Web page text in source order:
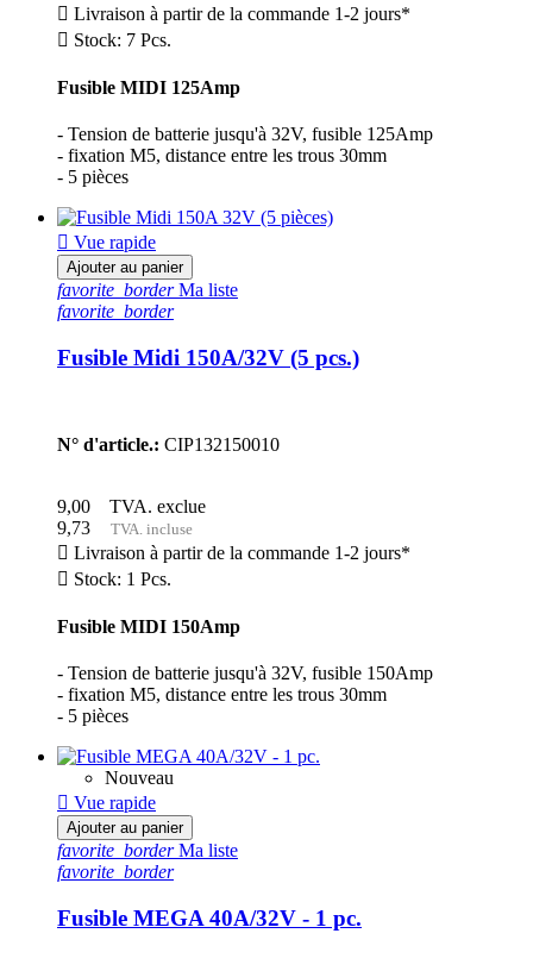
 Livraison à partir de la commande 1-2 jours*
 Stock: 7 Pcs.
Fusible MIDI 125Amp
- Tension de batterie jusqu'à 32V, fusible 125Amp
- fixation M5, distance entre les trous 30mm
- 5 pièces
 Vue rapide
Ajouter au panier
favorite_borderMa liste
favorite_border
Fusible Midi 150A/32V (5 pcs.)
N° d'article.: CIP132150010
9,00
TVA. exclue
9,73
TVA. incluse
 Livraison à partir de la commande 1-2 jours*
 Stock: 1 Pcs.
Fusible MIDI 150Amp
- Tension de batterie jusqu'à 32V, fusible 150Amp
- fixation M5, distance entre les trous 30mm
- 5 pièces
Nouveau
 Vue rapide
Ajouter au panier
favorite_borderMa liste
favorite_border
Fusible MEGA 40A/32V - 1 pc.